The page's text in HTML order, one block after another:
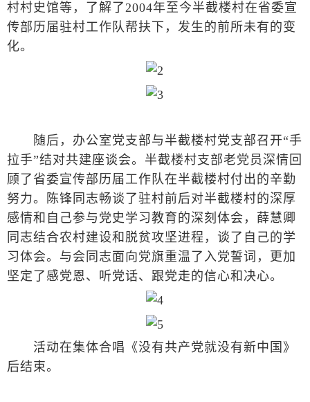
村村史馆等，了解了2004年至今半截楼村在省委宣
传部历届驻村工作队帮扶下，发生的前所未有的变
化。
随后，办公室党支部与半截楼村党支部召开“手
拉手”结对共建座谈会。半截楼村支部老党员深情回
顾了省委宣传部历届工作队在半截楼村付出的辛勤
努力。陈锋同志畅谈了驻村前后对半截楼村的深厚
感情和自己参与党史学习教育的深刻体会，薛慧卿
同志结合农村建设和脱贫攻坚进程，谈了自己的学
习体会。与会同志面向党旗重温了入党誓词，更加
坚定了感党恩、听党话、跟党走的信心和决心。
活动在集体合唱《没有共产党就没有新中国》
后结束。